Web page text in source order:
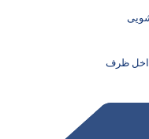
داخل ظرف